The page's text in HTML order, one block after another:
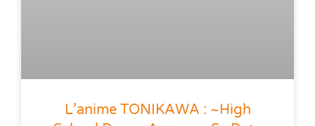
L’anime TONIKAWA : ~High